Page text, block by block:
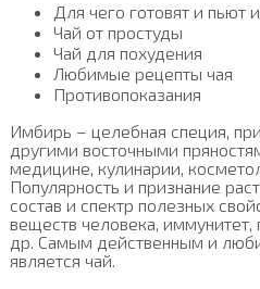
Для чего готовят и пьют
Чай от простуды
Чай для похудения
Любимые рецепты чая
Противопоказания
Имбирь – целебная специя,
другими восточными
медицине, кулинарии,
Популярность и признание
состав и спектр полезных
веществ человека,
др. Самым действенным и
является чай.